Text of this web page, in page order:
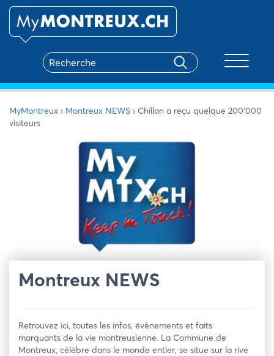
MyMontreux › Montreux NEWS › Chillon a reçu quelque 200’000
visiteurs
Montreux NEWS
Retrouvez ici, toutes les infos, évènements et faits
marquants de la vie montreusienne. La Commune de
Montreux, célèbre dans le monde entier, se situe sur la rive